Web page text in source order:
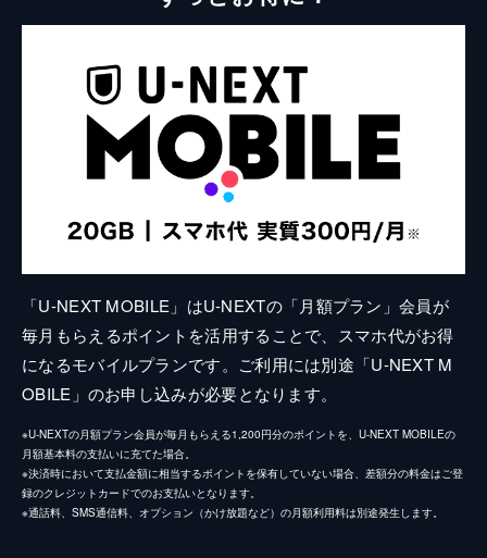
「U-NEXT MOBILE」はU-NEXTの「月額プラン」会員が
毎月もらえるポイントを活用することで、スマホ代がお得
になるモバイルプランです。ご利用には別途「U-NEXT M
OBILE」のお申し込みが必要となります。
※U-NEXTの月額プラン会員が毎月もらえる1,200円分のポイントを、U-NEXT MOBILEの
月額基本料の支払いに充てた場合。
※決済時において支払金額に相当するポイントを保有していない場合、差額分の料金はご登
録のクレジットカードでのお支払いとなります。
※通話料、SMS通信料、オプション（かけ放題など）の月額利用料は別途発生します。